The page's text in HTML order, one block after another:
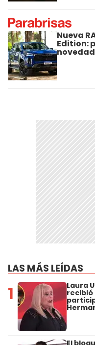
Nueva
Edition:
LAS MÁS LEÍDAS
1 Laura
recibió
El